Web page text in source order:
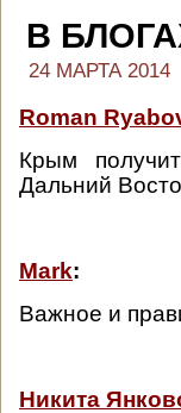
В
24 МАРТА 2014
Roman
Крым
Дальний
Mark:
Важное и
Никита